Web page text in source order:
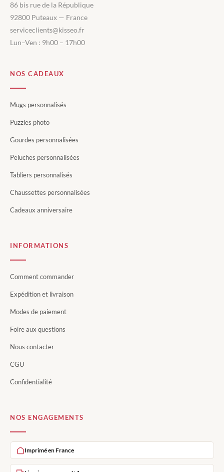
86 bis rue de la République
92800 Puteaux — France
serviceclients@kisseo.fr
Lun–Ven : 9h00 – 17h00
NOS CADEAUX
Mugs personnalisés
Puzzles photo
Gourdes personnalisées
Peluches personnalisées
Tabliers personnalisés
Chaussettes personnalisées
Cadeaux anniversaire
INFORMATIONS
Comment commander
Expédition et livraison
Modes de paiement
Foire aux questions
Nous contacter
CGU
Confidentialité
NOS ENGAGEMENTS
Imprimé en France